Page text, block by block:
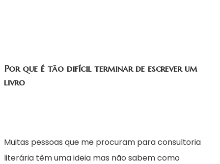
Por que é tão difícil terminar de escrever um
livro
Muitas pessoas que me procuram para consultoria
literária têm uma ideia mas não sabem como